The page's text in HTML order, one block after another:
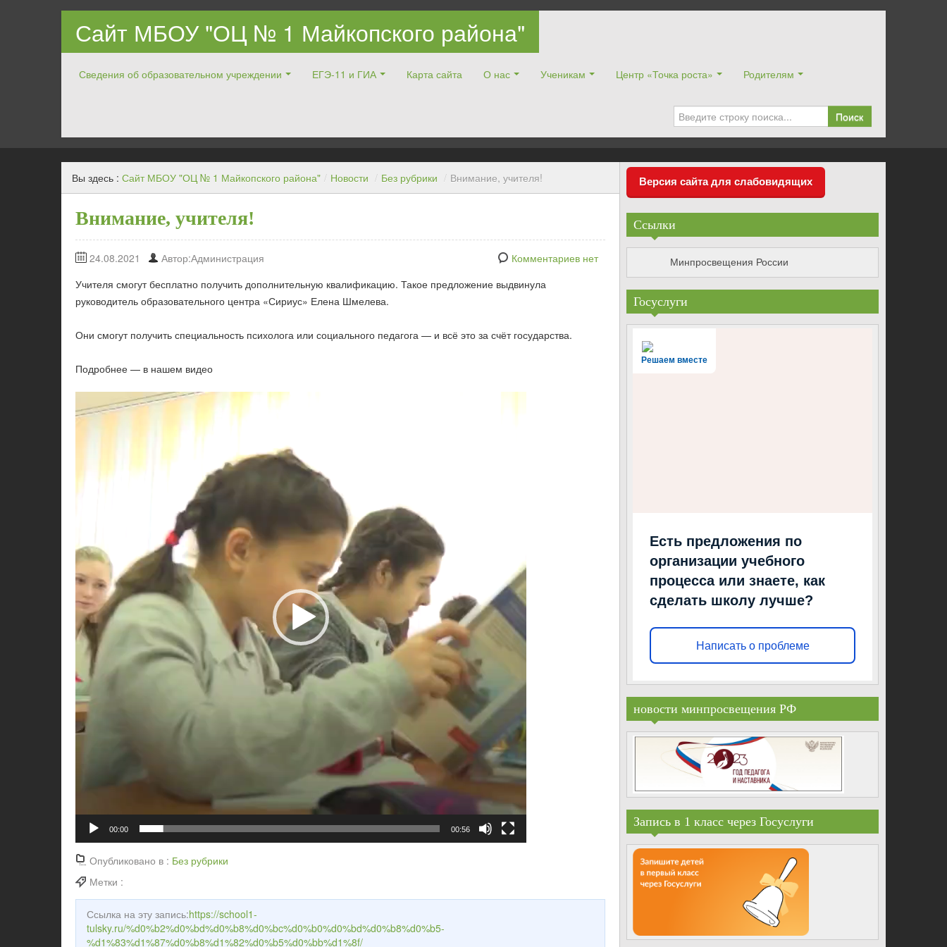
Сайт МБОУ "ОЦ № 1 Майкопского района"
Сведения об образовательном учреждении ЕГЭ-11 и ГИА Карта сайта О нас Ученикам Центр «Точка роста» Родителям
Поиск
Вы здесь : Сайт МБОУ "ОЦ № 1 Майкопского района" / Новости / Без рубрики / Внимание, учителя!
Внимание, учителя!
24.08.2021 Автор:Администрация
Комментариев нет
Учителя смогут бесплатно получить дополнительную квалификацию. Такое предложение выдвинула
руководитель образовательного центра «Сириус» Елена Шмелева.
Они смогут получить специальность психолога или социального педагога — и всё это за счёт государства.
Подробнее — в нашем видео
Видеоплеер
00:00 00:56
Опубликовано в : Без рубрики
Метки :
Ссылка на эту запись:https://school1-
tulsky.ru/%d0%b2%d0%bd%d0%b8%d0%bc%d0%b0%d0%bd%d0%b8%d0%b5-
%d1%83%d1%87%d0%b8%d1%82%d0%b5%d0%bb%d1%8f/
Версия сайта для слабовидящих
Ссылки
Минпросвещения России
Госуслуги
Решаем вместе
Есть предложения по
организации учебного
процесса или знаете, как
сделать школу лучше?
Написать о проблеме
новости минпросвещения РФ
Запись в 1 класс через Госуслуги